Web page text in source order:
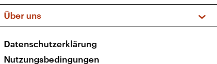
Apps
Newsletter
Social Media
Über uns
Presse
Datenschutzerklärung
Nutzungsbedingungen